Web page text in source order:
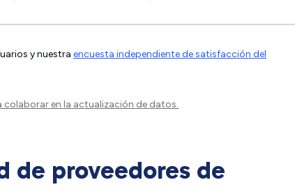
y nuestra encuesta independiente de satisfacción del
colaborar en la actualización de datos.
de proveedores de